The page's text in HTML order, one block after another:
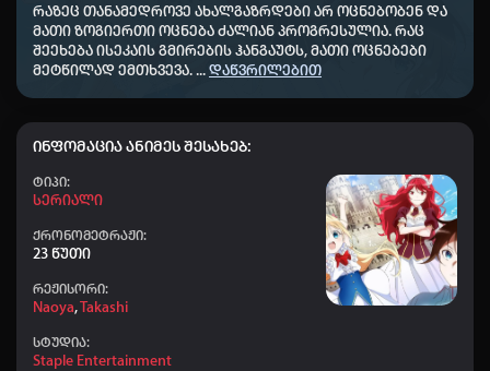
👤 omaribregvadze +20
👤 Nodari-nodari
👤 ZUKT777 +10 23:49
👤 Shshbsbsb +50 19:30
+40 18:01
+50 15:28
👤 Chiaber_379 +20 14:53
რაზეც თანამედროვე ახალგაზრდები არ ოცნებობენ და
მათი ზოგიერთი ოცნება ძალიან პროგრესულია. რაც
შეეხება ისეკაის გმირების ჰანგაუტს, მათი ოცნებები
მეტწილად ემთხვევა. ... დაწვრილებით
ინფომაცია ანიმეს შესახებ:
Ტიპი:
Სერიალი
ქრონომეტრაჟი:
23 წუთი
რეჟისორი:
Naoya, Takashi
სტუდია:
Staple Entertainment